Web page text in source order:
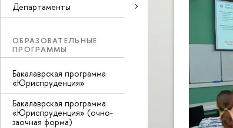
Департаменты
ОБРАЗОВАТЕЛЬНЫЕ
ПРОГРАММЫ
Бакалаврская программа
«Юриспруденция»
Бакалаврская программа
«Юриспруденция» (очно-
заочная форма)